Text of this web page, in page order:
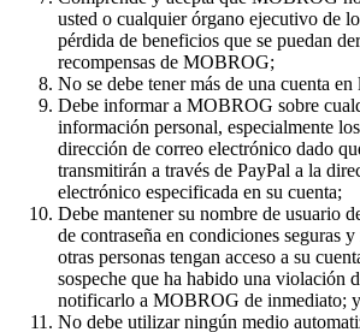
usted o cualquier órgano ejecutivo de
pérdida de beneficios que se puedan
recompensas de MOBROG;
No se debe tener más de una cuenta
Debe informar a MOBROG sobre
información personal, especialmente
dirección de correo electrónico dado
transmitirán a través de PayPal a la
electrónico especificada en su cuenta;
Debe mantener su nombre de usuario
de contraseña en condiciones seguras
otras personas tengan acceso a su
sospeche que ha habido una violación
notificarlo a MOBROG de inmediato; y
No debe utilizar ningún medio